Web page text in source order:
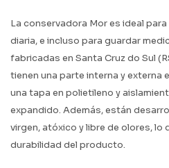
La conservadora Mor es ideal
diaria, e incluso para guardar
fabricadas en Santa Cruz do Sul
tienen una parte interna y externa
una tapa en polietileno y
expandido. Además, están
virgen, atóxico y libre de olores, lo
durabilidad del producto.